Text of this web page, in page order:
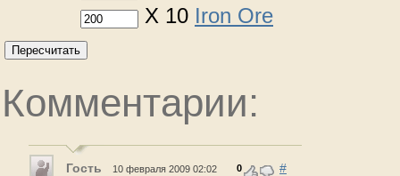
X 10 Iron Ore
Пересчитать
Комментарии:
Гость 10 февраля 2009 02:02 0 #